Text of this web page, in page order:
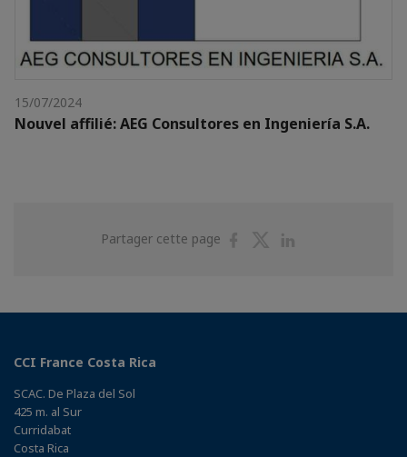
15/07/2024
Nouvel affilié: AEG Consultores en Ingeniería S.A.
Partager cette page
PartagerPartager
CCI France Costa Rica
SCAC. De Plaza del Sol
425 m. al Sur
Curridabat
Costa Rica